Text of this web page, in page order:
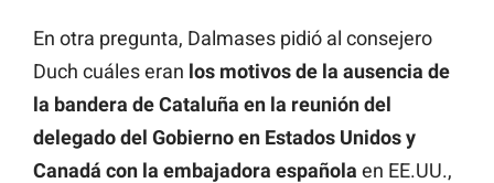
En otra pregunta, Dalmases pidió al consejero
Duch cuáles eran los motivos de la ausencia de
la bandera de Cataluña en la reunión del
delegado del Gobierno en Estados Unidos y
Canadá con la embajadora española en EE.UU.,